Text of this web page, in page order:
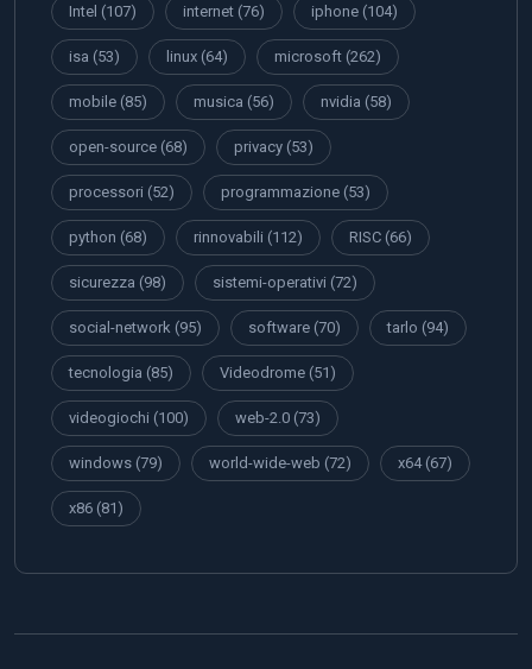
Intel (107) internet (76) iphone (104)
isa (53) linux (64) microsoft (262)
mobile (85) musica (56) nvidia (58)
open-source (68) privacy (53)
processori (52) programmazione (53)
python (68) rinnovabili (112) RISC (66)
sicurezza (98) sistemi-operativi (72)
social-network (95) software (70) tarlo (94)
tecnologia (85) Videodrome (51)
videogiochi (100) web-2.0 (73)
windows (79) world-wide-web (72) x64(67)
x86 (81)